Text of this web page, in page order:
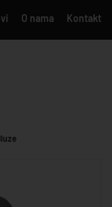
O nama Kontakt